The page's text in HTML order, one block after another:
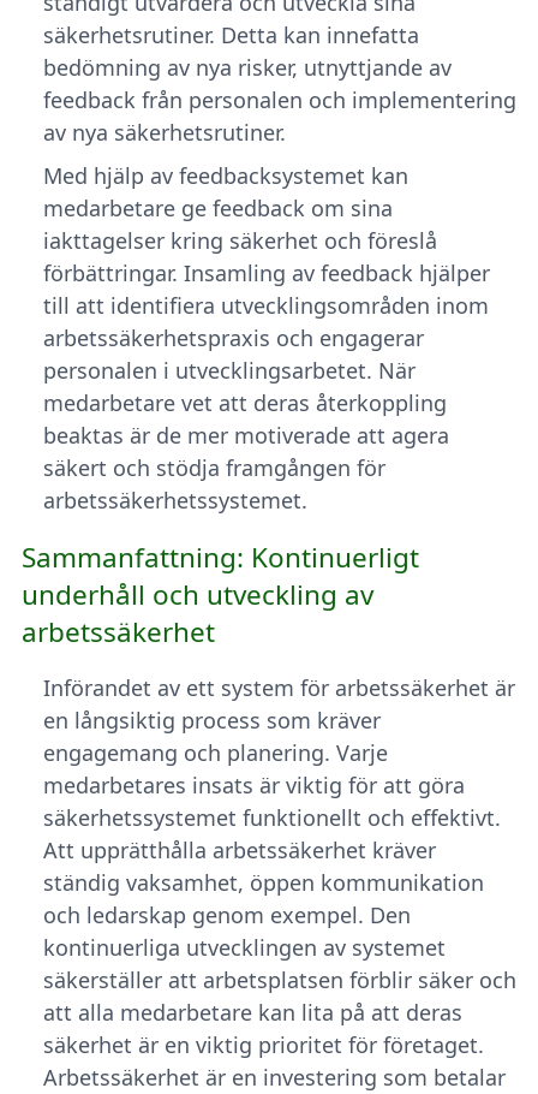
säkerhetsrutiner. Detta kan innefatta
bedömning av nya risker, utnyttjande av
feedback från personalen och implementering
av nya säkerhetsrutiner.
Med hjälp av feedbacksystemet kan
medarbetare ge feedback om sina
iakttagelser kring säkerhet och föreslå
förbättringar. Insamling av feedback hjälper
till att identifiera utvecklingsområden inom
arbetssäkerhetspraxis och engagerar
personalen i utvecklingsarbetet. När
medarbetare vet att deras återkoppling
beaktas är de mer motiverade att agera
säkert och stödja framgången för
arbetssäkerhetssystemet.
Sammanfattning: Kontinuerligt
underhåll och utveckling av
arbetssäkerhet
Införandet av ett system för arbetssäkerhet är
en långsiktig process som kräver
engagemang och planering. Varje
medarbetares insats är viktig för att göra
säkerhetssystemet funktionellt och effektivt.
Att upprätthålla arbetssäkerhet kräver
ständig vaksamhet, öppen kommunikation
och ledarskap genom exempel. Den
kontinuerliga utvecklingen av systemet
säkerställer att arbetsplatsen förblir säker och
att alla medarbetare kan lita på att deras
säkerhet är en viktig prioritet för företaget.
Arbetssäkerhet är en investering som betalar